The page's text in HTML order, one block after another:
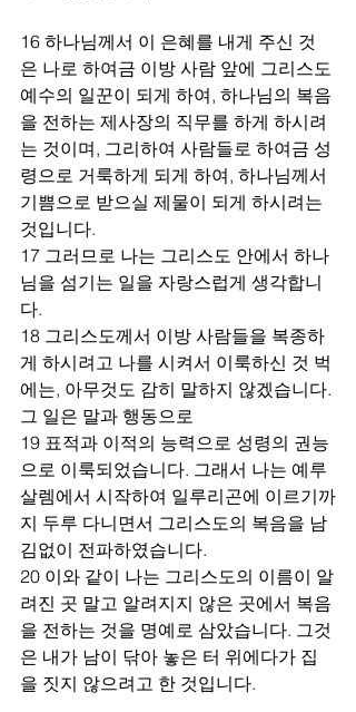
16 하나님께서 이 은혜를 내게 주신 것
은 나로 하여금 이방 사람 앞에 그리스도
예수의 일꾼이 되게 하여, 하나님의 복음
을 전하는 제사장의 직무를 하게 하시려
는 것이며, 그리하여 사람들로 하여금 성
령으로 거룩하게 되게 하여, 하나님께서
기쁨으로 받으실 제물이 되게 하시려는
것입니다.
17 그러므로 나는 그리스도 안에서 하나
님을 섬기는 일을 자랑스럽게 생각합니
다.
18 그리스도께서 이방 사람들을 복종하
게 하시려고 나를 시켜서 이룩하신 것 벅
에는, 아무것도 감히 말하지 않겠습니다.
그 일은 말과 행동으로
19 표적과 이적의 능력으로 성령의 권능
으로 이룩되었습니다. 그래서 나는 예루
살렘에서 시작하여 일루리곤에 이르기까
지 두루 다니면서 그리스도의 복음을 남
김없이 전파하였습니다.
20 이와 같이 나는 그리스도의 이름이 알
려진 곳 말고 알려지지 않은 곳에서 복음
을 전하는 것을 명예로 삼았습니다. 그것
은 내가 남이 닦아 놓은 터 위에다가 집
을 짓지 않으려고 한 것입니다.